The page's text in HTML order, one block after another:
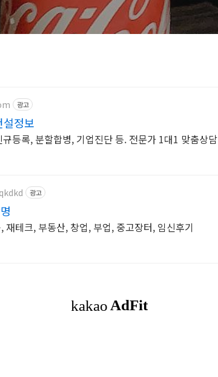
광고
세움건설정보
건설업양도양수, 건설업신규등록, 분할합병, 기업진단 등. 전문가 1대1 맞춤상담
광고
재테크, 부동산, 창업, 부업, 중고장터, 임신후기